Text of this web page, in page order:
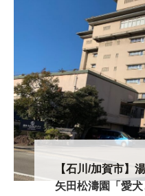
【石川/加賀市】
矢田松濤園「愛